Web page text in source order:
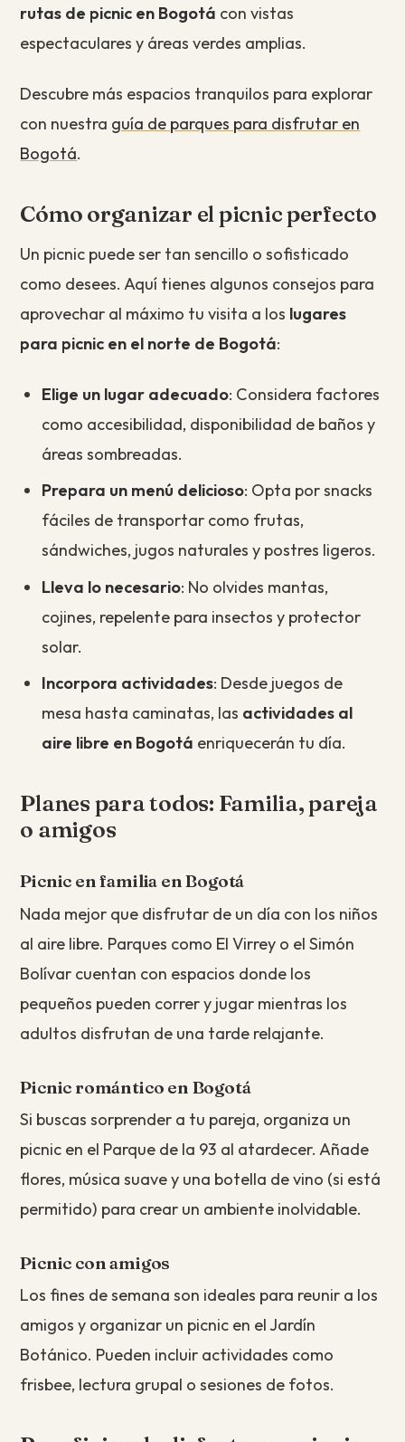
rutas de picnic en Bogotá con vistas
espectaculares y áreas verdes amplias.
Descubre más espacios tranquilos para explorar
con nuestra guía de parques para disfrutar en
Bogotá.
Cómo organizar el picnic perfecto
Un picnic puede ser tan sencillo o sofisticado
como desees. Aquí tienes algunos consejos para
aprovechar al máximo tu visita a los lugares
para picnic en el norte de Bogotá:
Elige un lugar adecuado: Considera factores
como accesibilidad, disponibilidad de baños y
áreas sombreadas.
Prepara un menú delicioso: Opta por snacks
fáciles de transportar como frutas,
sándwiches, jugos naturales y postres ligeros.
Lleva lo necesario: No olvides mantas,
cojines, repelente para insectos y protector
solar.
Incorpora actividades: Desde juegos de
mesa hasta caminatas, las actividades al
aire libre en Bogotá enriquecerán tu día.
Planes para todos: Familia, pareja
o amigos
Picnic en familia en Bogotá
Nada mejor que disfrutar de un día con los niños
al aire libre. Parques como El Virrey o el Simón
Bolívar cuentan con espacios donde los
pequeños pueden correr y jugar mientras los
adultos disfrutan de una tarde relajante.
Picnic romántico en Bogotá
Si buscas sorprender a tu pareja, organiza un
picnic en el Parque de la 93 al atardecer. Añade
flores, música suave y una botella de vino (si está
permitido) para crear un ambiente inolvidable.
Picnic con amigos
Los fines de semana son ideales para reunir a los
amigos y organizar un picnic en el Jardín
Botánico. Pueden incluir actividades como
frisbee, lectura grupal o sesiones de fotos.